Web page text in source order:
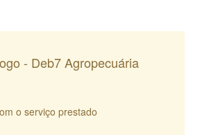
- Deb7 Agropecuária
o serviço prestado